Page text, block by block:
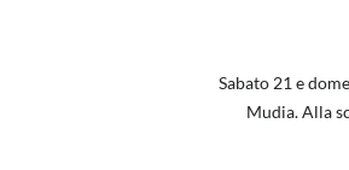
Sabato 21 e
Mudia. Alla